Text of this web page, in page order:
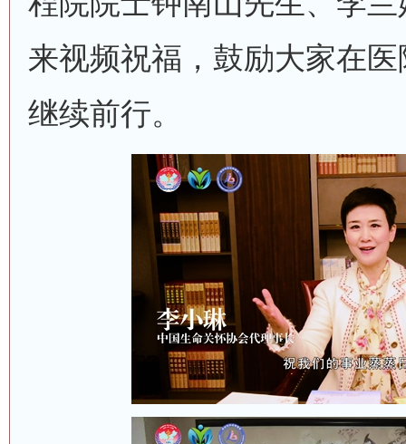
来视频祝福，鼓励大家在
继续前行。